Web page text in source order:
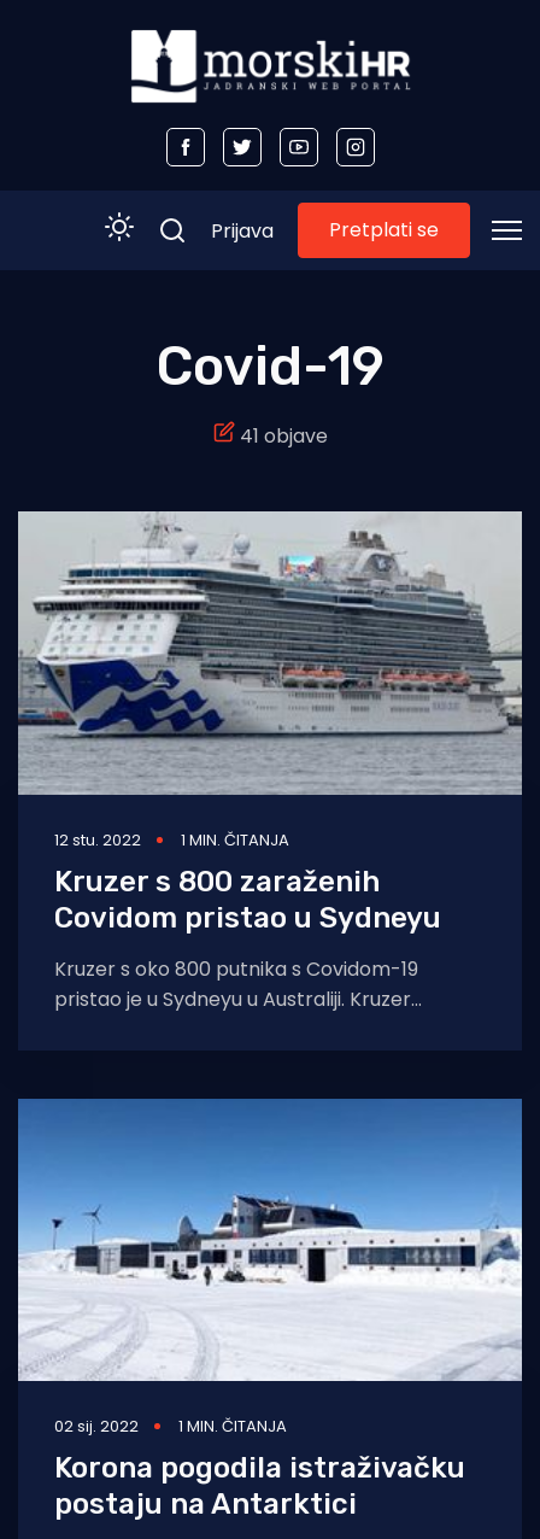
Turizam i nautika
Pomorstvo
Ribolov
Ekologija
Tradicija i kultura
Prijava Pretplati se
Covid-19
41 objave
12 stu. 2022 1 MIN. ČITANJA
Kruzer s 800 zaraženih
Covidom pristao u Sydneyu
Kruzer s oko 800 putnika s Covidom-19
pristao je u Sydneyu u Australiji. Kruzer
02 sij. 2022 1 MIN. ČITANJA
Korona pogodila istraživačku
postaju na Antarktici